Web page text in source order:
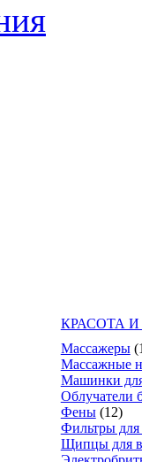
КРАСОТА И
Массажеры
Массажные
Машинки
Облучатели
Фены (12)
Фильтры
Щипцы для